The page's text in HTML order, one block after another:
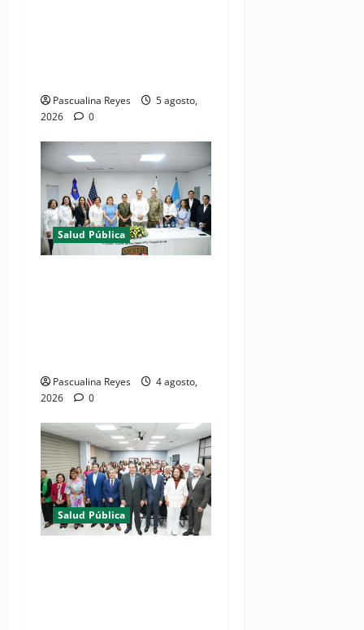
Pascualina Reyes
5 agosto,
2026
0
Salud Pública
Pascualina Reyes
4 agosto,
2026
0
Salud Pública